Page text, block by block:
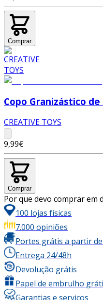
Comprar
Copo Granizástico
CREATIVE TOYS
9,99€
Comprar
Por que devo comprar em
100 lojas físicas
7.000 opiniões
Portes grátis a partir
Entrega 24/48h
Devolução grátis
Papel de embrulho
Garantias e serviços